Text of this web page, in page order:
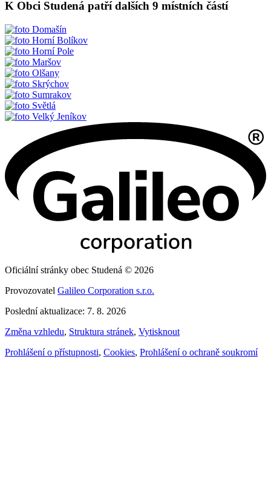
K Obci Studená patří dalších 9 místních částí
Domašín
Horní Bolíkov
Horní Pole
Maršov
Olšany
Skrýchov
Sumrakov
Světlá
Velký Jeníkov
Oficiální stránky obec Studená © 2026
Provozovatel Galileo Corporation s.r.o.
Poslední aktualizace: 7. 8. 2026
Změna vzhledu, Struktura stránek, Vytisknout
Prohlášení o přístupnosti, Cookies, Prohlášení o ochraně soukromí